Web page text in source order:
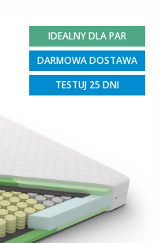
IDEALNY DLA PAR
DARMOWA DOSTAWA
TESTUJ 25 DNI